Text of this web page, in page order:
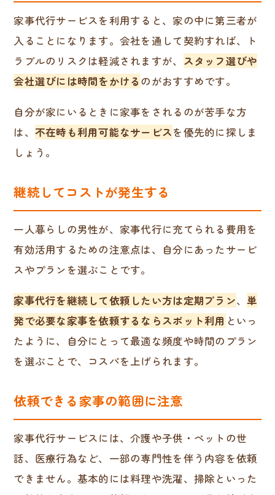
家事代行サービスを利用すると、家の中に第三者が
入ることになります。会社を通して契約すれば、ト
ラブルのリスクは軽減されますが、 スタッフ選びや
会社選びには時間をかける のがおすすめです。
自分が家にいるときに家事をされるのが苦手な方
は、 不在時も利用可能なサービスを優先的に探しま
しょう。
継続してコストが発生する
一人暮らしの男性が、家事代行に充てられる費用を
有効活用するための注意点は、自分にあったサービ
スやプランを選ぶことです。
家事代行を継続して依頼したい方は定期プラン、単
発で必要な家事を依頼するならスポット利用 といっ
たように、自分にとって最適な頻度や時間のプラン
を選ぶことで、コスパを上げられます。
依頼できる家事の範囲に注意
家事代行サービスには、介護や子供・ペットの世
話、医療行為など、一部の専門性を伴う内容を依頼
できません。基本的には料理や洗濯、掃除といった